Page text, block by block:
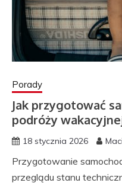
Porady
Jak przygotować
podróży
18 stycznia 2026
Przygotowanie
przeglądu stanu